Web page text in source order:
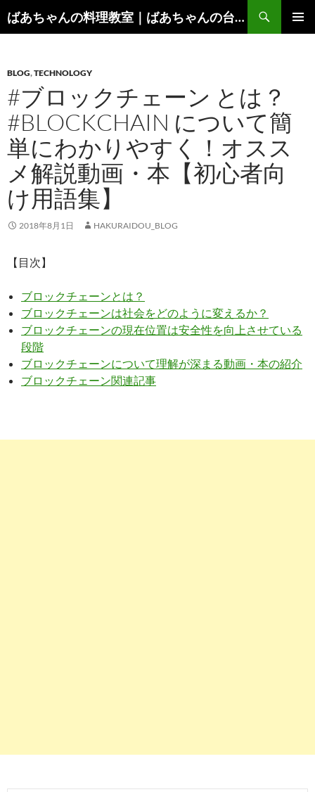
ン
ツ
へ
ス
キ
ッ
プ
ばあちゃんの料理教室｜ばあちゃんの台所から学ぶ、食と健康の知恵
索
BLOG,TECHNOLOGY
#ブロックチェーン とは？
#BLOCKCHAIN について簡
単にわかりやすく！オスス
メ解説動画・本【初心者向
け用語集】
2018年8月1日 HAKURAIDOU_BLOG
【目次】
ブロックチェーンとは？
ブロックチェーンは社会をどのように変えるか？
ブロックチェーンの現在位置は安全性を向上させている
段階
ブロックチェーンについて理解が深まる動画・本の紹介
ブロックチェーン関連記事